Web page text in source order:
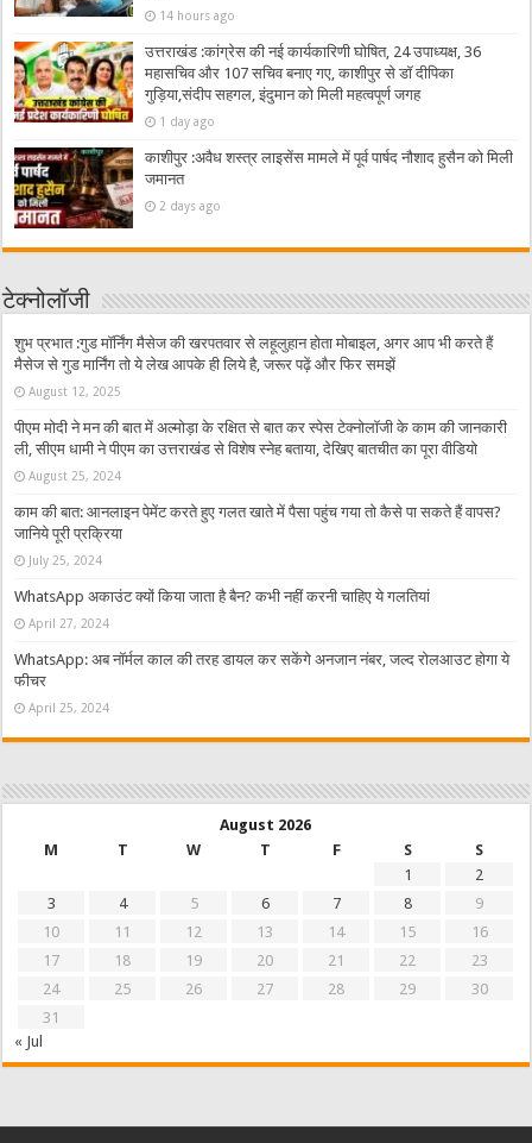
14 hours ago
उत्तराखंड :कांग्रेस की नई कार्यकारिणी घोषित, 24 उपाध्यक्ष, 36
महासचिव और 107 सचिव बनाए गए, काशीपुर से डॉ दीपिका
गुड़िया,संदीप सहगल, इंदुमान को मिली महत्वपूर्ण जगह
1 day ago
काशीपुर :अवैध शस्त्र लाइसेंस मामले में पूर्व पार्षद नौशाद हुसैन को मिली
जमानत
2 days ago
टेक्नोलॉजी
शुभ प्रभात :गुड मॉर्निंग मैसेज की खरपतवार से लहूलुहान होता मोबाइल, अगर आप भी करते हैं
मैसेज से गुड मार्निंग तो ये लेख आपके ही लिये है, जरूर पढ़ें और फिर समझें
August 12, 2025
पीएम मोदी ने मन की बात में अल्मोड़ा के रक्षित से बात कर स्पेस टेक्नोलॉजी के काम की जानकारी
ली, सीएम धामी ने पीएम का उत्तराखंड से विशेष स्नेह बताया, देखिए बातचीत का पूरा वीडियो
August 25, 2024
काम की बात: आनलाइन पेमेंट करते हुए गलत खाते में पैसा पहुंच गया तो कैसे पा सकते हैं वापस?
जानिये पूरी प्रक्रिया
July 25, 2024
WhatsApp अकाउंट क्यों किया जाता है बैन? कभी नहीं करनी चाहिए ये गलतियां
April 27, 2024
WhatsApp: अब नॉर्मल काल की तरह डायल कर सकेंगे अनजान नंबर, जल्द रोलआउट होगा ये
फीचर
April 25, 2024
August 2026
M
T W T F S
S
1
2
3
4 5 6 7 8
9
10
11 12 13 14 15
16
17
18 19 20 21 22
23
24
25 26 27 28 29
30
31
« Jul